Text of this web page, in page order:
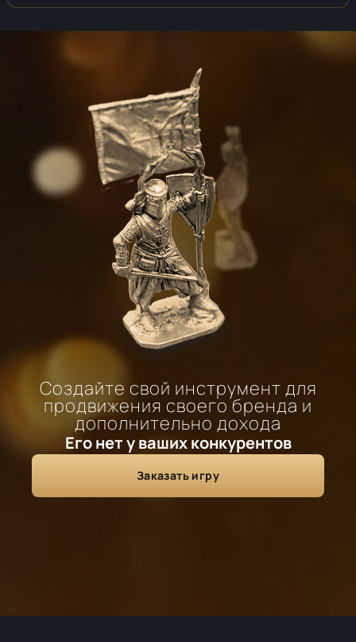
Создайте свой инструмент для
продвижения своего бренда и
дополнительно дохода
Его нет у ваших конкурентов
Заказать игру